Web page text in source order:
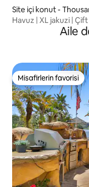
Site içi konut -
Havuz | XL jakuzi |
makinesi | Çalışma
Aile
Misafirlerin favorisi
Misafirlerin favorisi